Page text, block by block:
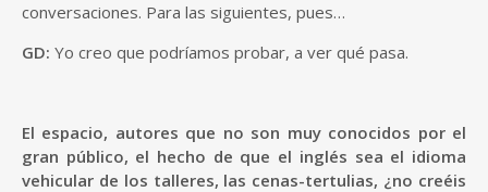
conversaciones. Para las siguientes, pues…
GD: Yo creo que podríamos probar, a ver qué pasa.
El espacio, autores que no son muy conocidos por el
gran público, el hecho de que el inglés sea el idioma
vehicular de los talleres, las cenas-tertulias, ¿no creéis